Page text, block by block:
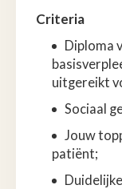
Criteria
Diploma
uitgereikt
Sociaal
Jouw
patiënt;